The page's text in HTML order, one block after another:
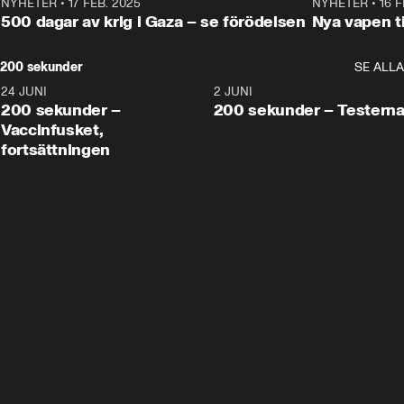
NYHETER • 17 FEB. 2025
500 dagar av krig i Gaza – se förödelsen
NYHETER• 16
Nya vapen
200 sekunder
SE ALLA
24 JUNI
200 sekunder –
Vaccinfusket,
fortsättningen
2 JUNI
200 sekunder – Testerna